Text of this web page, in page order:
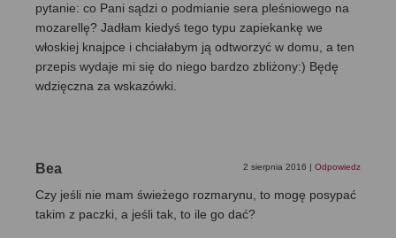
pytanie: co Pani sądzi o podmianie sera pleśniowego na
mozarellę? Jadłam kiedyś tego typu zapiekankę we
włoskiej knajpce i chciałabym ją odtworzyć w domu, a ten
przepis wydaje mi się do niego bardzo zbliżony:) Będę
wdzięczna za wskazówki.
Bea 2 sierpnia 2016 | Odpowiedz
Czy jeśli nie mam świeżego rozmarynu, to mogę posypać
takim z paczki, a jeśli tak, to ile go dać?